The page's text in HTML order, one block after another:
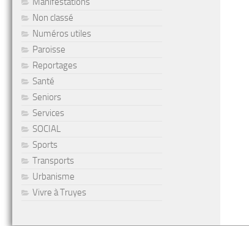
Non classé
Numéros utiles
Paroisse
Reportages
Santé
Seniors
Services
SOCIAL
Sports
Transports
Urbanisme
Vivre à Truyes